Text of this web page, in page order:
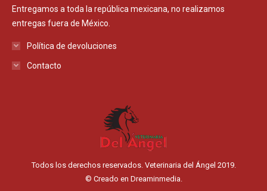
Entregamos a toda la república mexicana, no realizamos
entregas fuera de México.
Política de devoluciones
Contacto
Todos los derechos reservados. Veterinaria del Ángel 2019.
© Creado en Dreaminmedia.